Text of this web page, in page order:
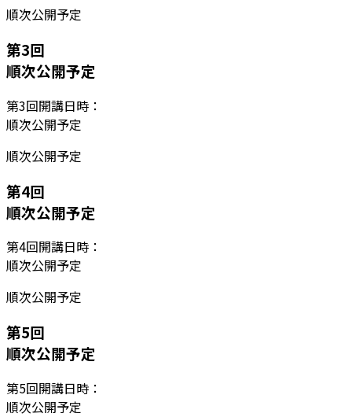
順次公開予定
第3回
順次公開予定
第3回開講日時：
順次公開予定
順次公開予定
第4回
順次公開予定
第4回開講日時：
順次公開予定
順次公開予定
第5回
順次公開予定
第5回開講日時：
順次公開予定